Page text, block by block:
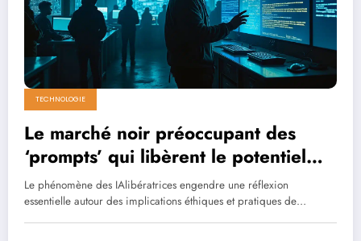
TECHNOLOGIE
Le marché noir préoccupant des
‘prompts’ qui libèrent le potentiel
des IA
Le phénomène des IAlibératrices engendre une réflexion
essentielle autour des implications éthiques et pratiques de…